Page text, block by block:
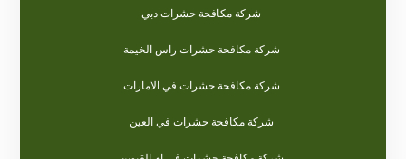
شركة مكافحة حشرات دبي
شركة مكافحة حشرات راس الخيمة
شركة مكافحة حشرات في الامارات
شركة مكافحة حشرات في العين